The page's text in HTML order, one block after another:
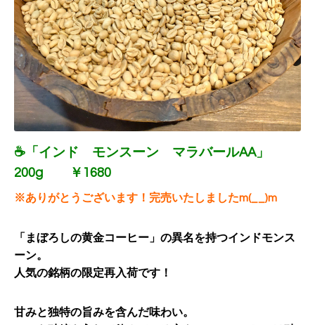
☕「インド モンスーン マラバールAA」
200g ￥1680
※ありがとうございます！完売いたしましたm(__)m
「まぼろしの黄金コーヒー」の異名を持つインドモンス
ーン。
人気の銘柄の限定再入荷です！
甘みと独特の旨みを含んだ味わい。